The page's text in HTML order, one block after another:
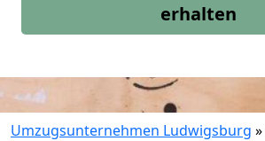
erhalten
Umzugsunternehmen Ludwigsburg »